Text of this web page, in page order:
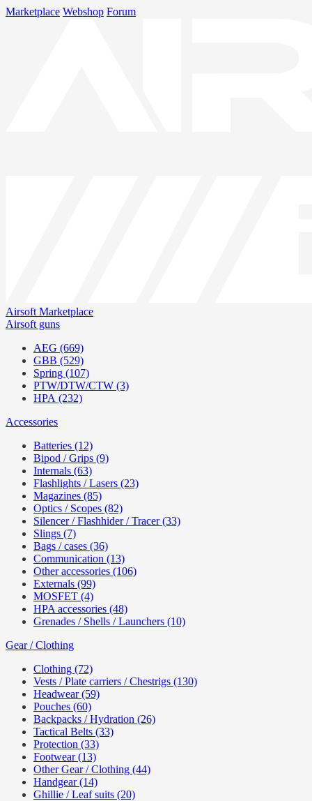
Marketplace Webshop Forum
Airsoft Marketplace
Airsoft guns
AEG (669)
GBB (529)
Spring (107)
PTW/DTW/CTW (3)
HPA (232)
Accessories
Batteries (12)
Bipod / Grips (9)
Internals (63)
Flashlights / Lasers (23)
Magazines (85)
Optics / Scopes (82)
Silencer / Flashhider / Tracer (33)
Slings (7)
Bags / cases (36)
Communication (13)
Other accessories (106)
Externals (99)
MOSFET (4)
HPA accessories (48)
Grenades / Shells / Launchers (10)
Gear / Clothing
Clothing (72)
Vests / Plate carriers / Chestrigs (130)
Headwear (59)
Pouches (60)
Backpacks / Hydration (26)
Tactical Belts (33)
Protection (33)
Footwear (13)
Other Gear / Clothing (44)
Handgear (14)
Ghillie / Leaf suits (20)